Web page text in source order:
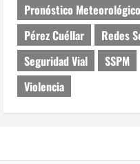
Pronóstico Meteorológico
Pérez Cuéllar
Redes
Seguridad Vial
SSPM
Violencia